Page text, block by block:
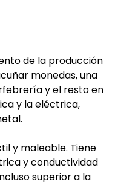
de la producción
monedas, una
y el resto en
y la eléctrica,
y maleable. Tiene
y conductividad
superior a la